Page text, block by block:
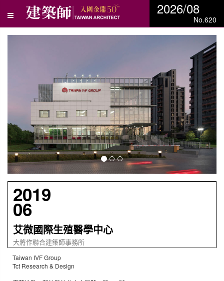
2026/08
No.620
t
2019
06
艾微國際生殖醫學中心
大將作聯合建築師事務所
Taiwan IVF Group
Tct Research & Design